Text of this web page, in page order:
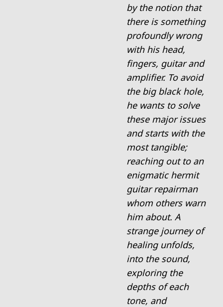
by the notion that
there is something
profoundly wrong
with his head,
fingers, guitar and
amplifier. To avoid
the big black hole,
he wants to solve
these major issues
and starts with the
most tangible;
reaching out to an
enigmatic hermit
guitar repairman
whom others warn
him about. A
strange journey of
healing unfolds,
into the sound,
exploring the
depths of each
tone, and